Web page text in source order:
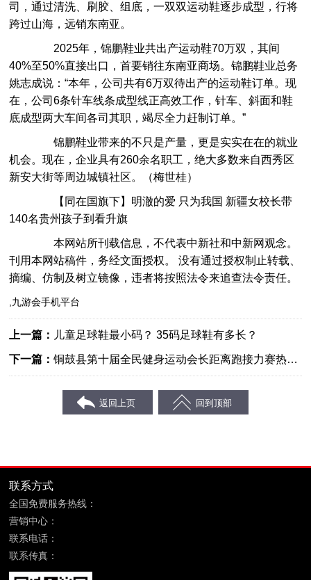
司，通过清洗、刷胶、组底，一双双运动鞋逐步成型，行将
跨过山海，远销东南亚。
2025年，锦鹏鞋业共出产运动鞋70万双，其间
40%至50%直接出口，首要销往东南亚商场。锦鹏鞋业总务
姚志成说：“本年，公司共有6万双待出产的运动鞋订单。现
在，公司6条针车线条成型线正高效工作，针车、斜面和鞋
底成型两大车间各司其职，竭尽全力赶制订单。”
锦鹏鞋业带来的不只是产量，更是实实在在的就业
机会。现在，企业具有260余名职工，绝大多数来自西秀区
新安大街等周边城镇社区。（梅世桂）
【同在国旗下】明澈的爱 只为我国 新疆女校长带
140名贵州孩子到看升旗
本网站所刊载信息，不代表中新社和中新网观念。
刊用本网站稿件，务经文面授权。 没有通过授权制止转载、
摘编、仿制及树立镜像，违者将按照法令来追查法令责任。
,九游会手机平台
上一篇： 儿童足球鞋最小码？ 35码足球鞋有多长？
下一篇：铜鼓县第十届全民健身运动会长距离跑接力赛热情
开跑
联系方式
全国免费服务热线：
营销中心：
联系电话：
联系传真：